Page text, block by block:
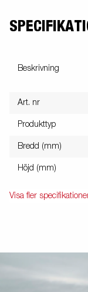
Beskrivning
Art. nr
Produkttyp
Bredd (mm)
Höjd (mm)
Visa fler